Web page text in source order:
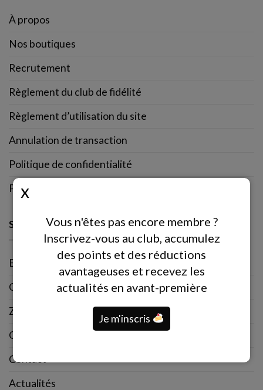
À propos
Nos boutiques
Recrutement
Règlement du club de fidélité
Règlement d’utilisation du site
Annulation de transaction
Politique de confidentialité
Politique de confidentialité
SERVICE CLIENT
Espace personnel
Club de fidélité EXCLUSIVE CLUB
Zones de livraison
Questions et réponses
Contact
Actualités
Vous n'êtes pas encore membre ?
Inscrivez-vous au club, accumulez
des points et des réductions
avantageuses et recevez les
actualités en avant-première
Je m'inscris